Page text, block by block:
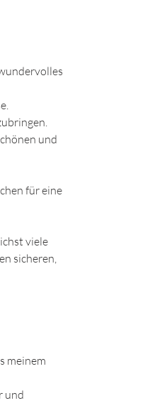
und
für eine
viele
sicheren,
meinem
und